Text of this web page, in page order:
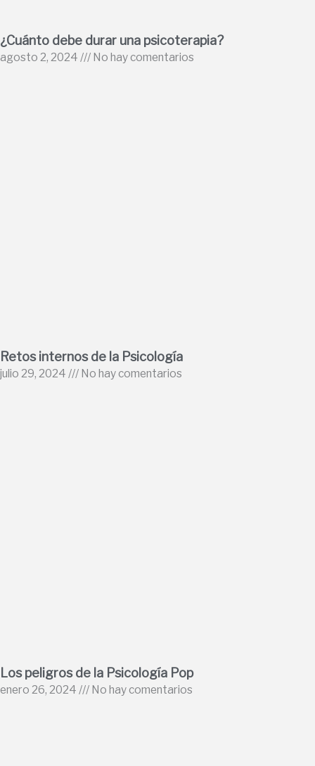
¿Cuánto debe durar una psicoterapia?
agosto 2, 2024 No hay comentarios
Retos internos de la Psicología
julio 29, 2024 No hay comentarios
Los peligros de la Psicología Pop
enero 26, 2024 No hay comentarios